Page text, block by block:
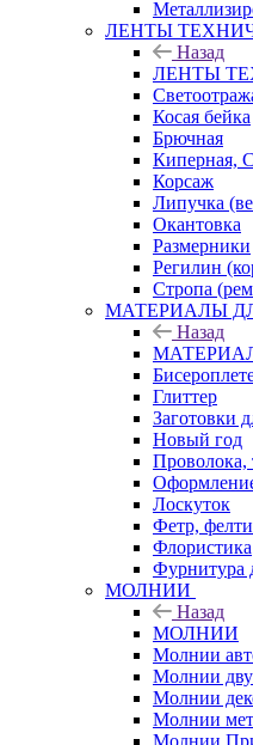
ЛЕНТЫ
Назад
ЛЕНТЫ
Косая бейка
Брючная
Киперная,
Корсаж
Липучка
Окантовка
Размерники
Регилин
Стропа
МАТЕРИАЛЫ
Назад
Глиттер
Заготовки
Новый год
Проволока,
Лоскуток
Фетр,
Флористика
Фурнитура
МОЛНИИ
Назад
МОЛНИИ
Молнии
Молнии
Молнии
Молнии
Молнии